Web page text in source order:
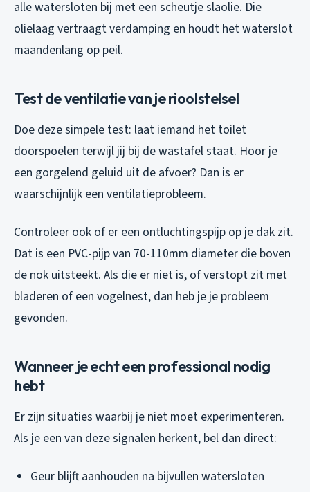
alle watersloten bij met een scheutje slaolie. Die
olielaag vertraagt verdamping en houdt het waterslot
maandenlang op peil.
Test de ventilatie van je rioolstelsel
Doe deze simpele test: laat iemand het toilet
doorspoelen terwijl jij bij de wastafel staat. Hoor je
een gorgelend geluid uit de afvoer? Dan is er
waarschijnlijk een ventilatieprobleem.
Controleer ook of er een ontluchtingspijp op je dak zit.
Dat is een PVC-pijp van 70-110mm diameter die boven
de nok uitsteekt. Als die er niet is, of verstopt zit met
bladeren of een vogelnest, dan heb je je probleem
gevonden.
Wanneer je echt een professional nodig
hebt
Er zijn situaties waarbij je niet moet experimenteren.
Als je een van deze signalen herkent, bel dan direct:
Geur blijft aanhouden na bijvullen watersloten